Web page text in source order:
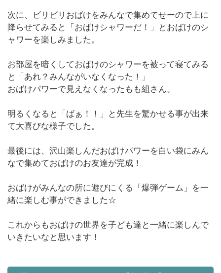
次に、ビリビリおばけをみんなで集めてせーので上に
降らせてみると「おばけシャワーだ！」とおばけのシ
ャワーを楽しみました。
お部屋を暗くしておばけのシャワーを被って寝てみる
と「あれ？みんながいなくなった！」
おばけパワーで見えなくなったもも組さん。
明るくなると「ばぁ！！」と先生を驚かせる事が出来
て大喜びな様子でした。
最後には、沢山楽しんだおばけパワーを白い袋にみん
なで集めておばけのお友達が完成！
おばけがみんなの所に遊びにくる「爆弾ゲーム」を一
緒に楽しむ事ができました☆
これからもおばけの世界を子ども達と一緒に楽しんで
いきたいなと思います！